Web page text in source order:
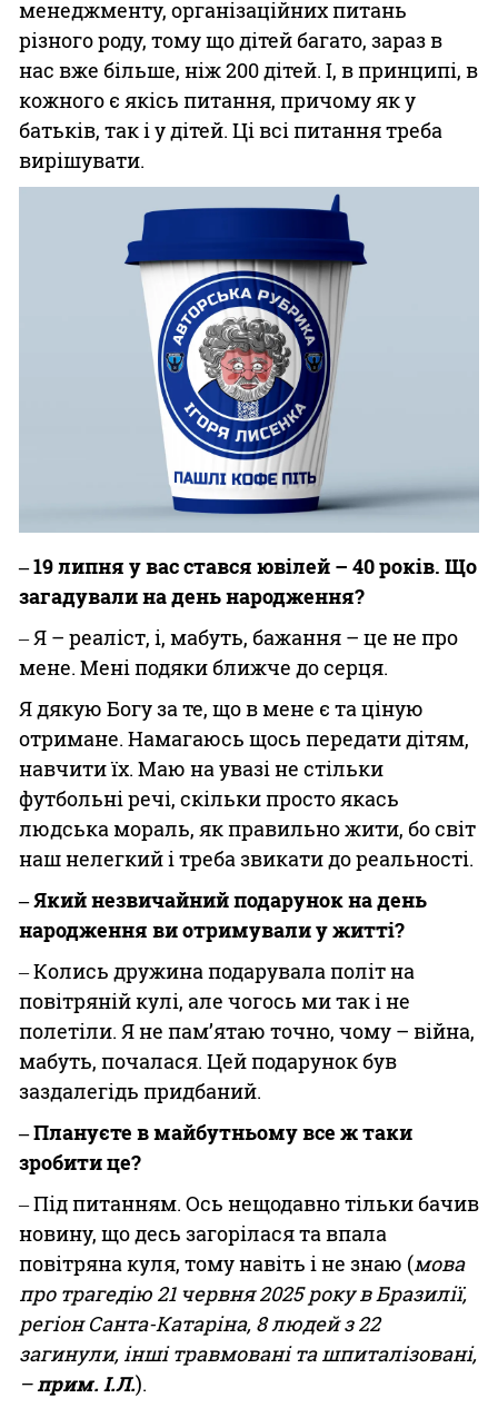
менеджменту, організаційних питань
різного роду, тому що дітей багато, зараз в
нас вже більше, ніж 200 дітей. І, в принципі, в
кожного є якісь питання, причому як у
батьків, так і у дітей. Ці всі питання треба
вирішувати.
‒ 19 липня у вас стався ювілей – 40 років. Що
загадували на день народження?
‒ Я – реаліст, і, мабуть, бажання – це не про
мене. Мені подяки ближче до серця.
Я дякую Богу за те, що в мене є та ціную
отримане. Намагаюсь щось передати дітям,
навчити їх. Маю на увазі не стільки
футбольні речі, скільки просто якась
людська мораль, як правильно жити, бо світ
наш нелегкий і треба звикати до реальності.
‒ Який незвичайний подарунок на день
народження ви отримували у житті?
‒ Колись дружина подарувала політ на
повітряній кулі, але чогось ми так і не
полетіли. Я не пам’ятаю точно, чому – війна,
мабуть, почалася. Цей подарунок був
заздалегідь придбаний.
‒ Плануєте в майбутньому все ж таки
зробити це?
‒ Під питанням. Ось нещодавно тільки бачив
новину, що десь загорілася та впала
повітряна куля, тому навіть і не знаю (мова
про трагедію 21 червня 2025 року в Бразилії,
регіон Санта-Катаріна, 8 людей з 22
загинули, інші травмовані та шпиталізовані,
–прим. І.Л.).